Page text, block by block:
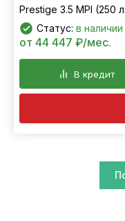
Prestige 3.5 MPI (250
Статус: в наличии
от 44 447 ₽/мес.
В кредит